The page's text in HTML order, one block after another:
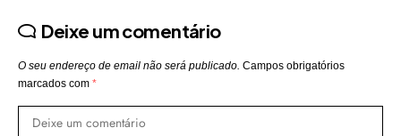
Deixe um comentário
O seu endereço de email não será publicado. Campos obrigatórios
marcados com *